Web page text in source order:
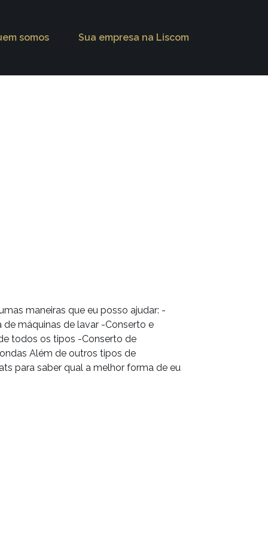
somos Sua empresa na Liscom
maneiras que eu posso ajudar: -
máquinas de lavar -Conserto e
todos os tipos -Conserto de
Além de outros tipos de
para saber qual a melhor forma de eu